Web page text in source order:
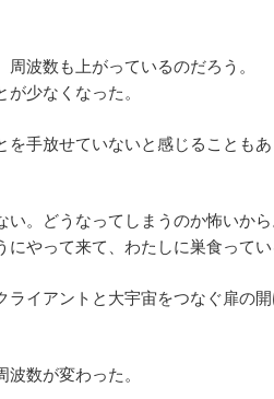
波数も上がっているのだろう。
少なくなった。
手放せていないと感じることも
。どうなってしまうのか怖いから
やって来て、わたしに巣食ってい
イアントと大宇宙をつなぐ扉の
数が変わった。